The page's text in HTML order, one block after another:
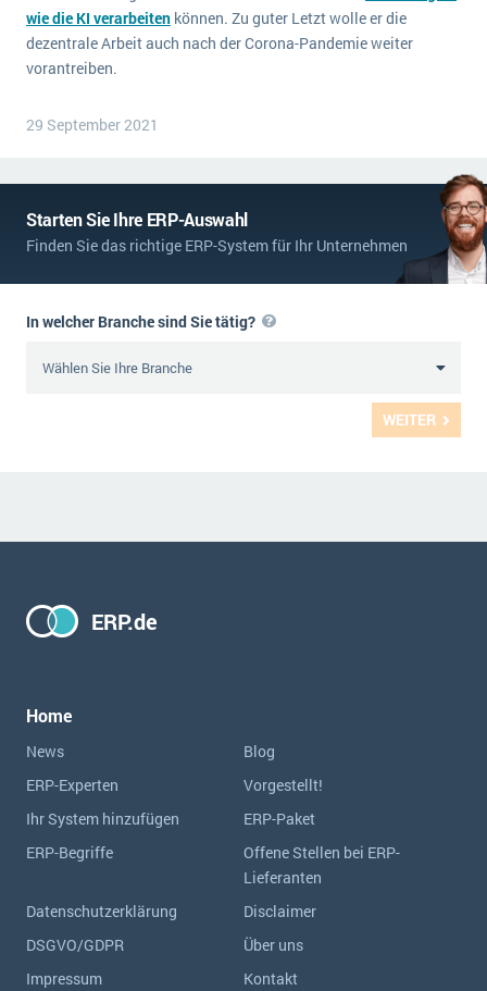
wie die KI verarbeiten können. Zu guter Letzt wolle er die
dezentrale Arbeit auch nach der Corona-Pandemie weiter
vorantreiben.
29 September 2021
Starten Sie Ihre ERP-Auswahl
Finden Sie das richtige ERP-System für Ihr Unternehmen
WEITER
In welcher Branche sind Sie tätig?
ERP.de
Home
News
Blog
ERP-Experten
Vorgestellt!
Ihr System hinzufügen
ERP-Paket
ERP-Begriffe
Offene Stellen bei ERP-
Lieferanten
Datenschutzerklärung
Disclaimer
DSGVO/GDPR
Über uns
Impressum
Kontakt